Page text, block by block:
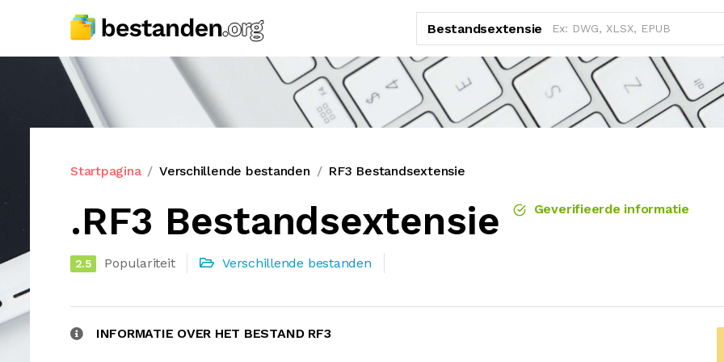
Bestandsextensie
Startpagina Verschillende bestanden RF3 Bestandsextensie
.RF3 Bestandsextensie Geverifieerde informatie
2.5 Populariteit Verschillende bestanden
INFORMATIE OVER HET BESTAND RF3